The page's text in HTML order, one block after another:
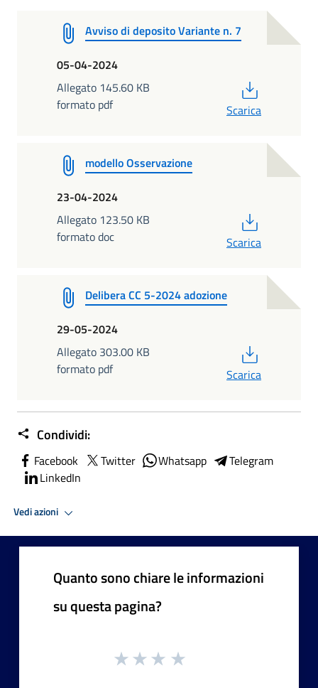
Avviso di deposito Variante n. 7
05-04-2024
Allegato 145.60 KB
formato pdf
Scarica
modello Osservazione
23-04-2024
Allegato 123.50 KB
formato doc
Scarica
Delibera CC 5-2024 adozione
29-05-2024
Allegato 303.00 KB
formato pdf
Scarica
Condividi:
Facebook Twitter Whatsapp
Telegram
LinkedIn
Vedi azioni
Quanto sono chiare le informazioni
su questa pagina?